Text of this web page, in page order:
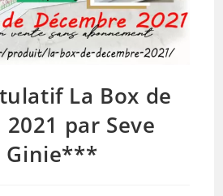
La Box de
par Seve
Ginie***